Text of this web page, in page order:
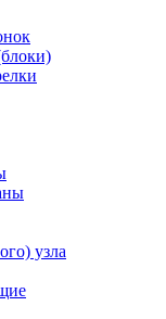
узла